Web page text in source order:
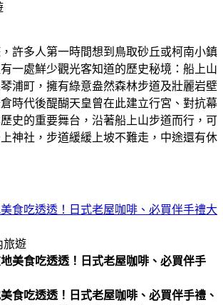
許多人第一時間想到鳥取砂丘或柯南小鎮
一處鮮少觀光客知道的歷史秘境：船上山
浦町，擁有綠意盎然森林步道及壯麗岩壁
時代後醍醐天皇曾在此建立行宮、對抗幕
史的重要舞台，沿著船上山步道而行，可
神社，步道緩緩上坡不難走，中途還有休
食吃透透！日式老屋咖啡、必買伴手禮大
旅遊
食吃透透！日式老屋咖啡、必買伴手禮、